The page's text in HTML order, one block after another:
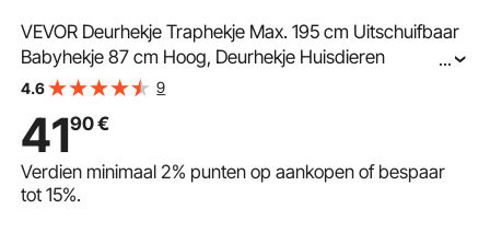
VEVOR Deurhekje Traphekje Max. 195 cm Uitschuifbaar
Babyhekje 87 cm Hoog, Deurhekje Huisdieren
Veiligheidshekje Wit, Traphekje om vast te klemmen voor
...
4.6 9
4190€
Verdien minimaal2% punten op aankopen of bespaar
tot15%.